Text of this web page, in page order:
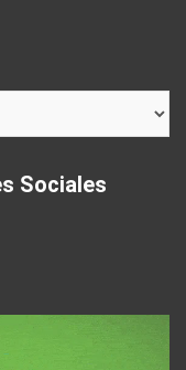
Sociales